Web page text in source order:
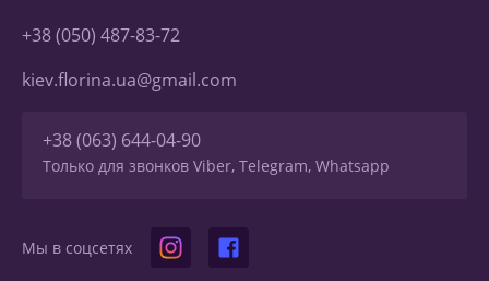
+38 (050) 487-83-72
kiev.florina.ua@gmail.com
+38 (063) 644-04-90
Только для звонков Viber, Telegram, Whatsapp
Мы в соцсетях